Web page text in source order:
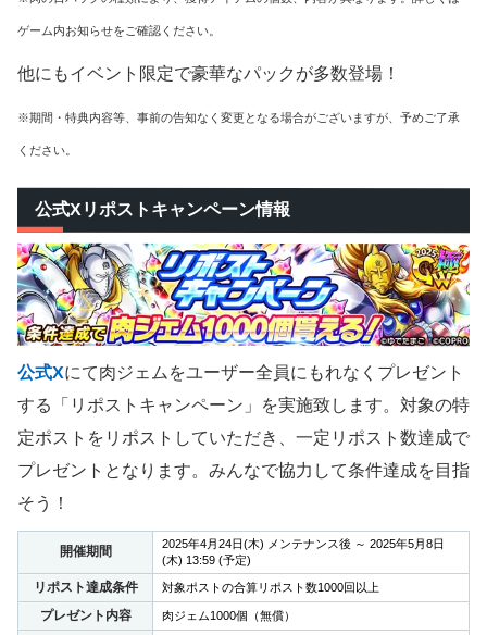
ゲーム内お知らせをご確認ください。
他にもイベント限定で豪華なパックが多数登場！
※期間・特典内容等、事前の告知なく変更となる場合がございますが、予めご了承
ください。
公式Xリポストキャンペーン情報
公式Xにて肉ジェムをユーザー全員にもれなくプレゼント
する「リポストキャンペーン」を実施致します。対象の特
定ポストをリポストしていただき、一定リポスト数達成で
プレゼントとなります。みんなで協力して条件達成を目指
そう！
開催期間
2025年4月24日(木) メンテナンス後 ～ 2025年5月8日
(木) 13:59 (予定)
リポスト達成条件 対象ポストの合算リポスト数1000回以上
プレゼント内容 肉ジェム1000個（無償）